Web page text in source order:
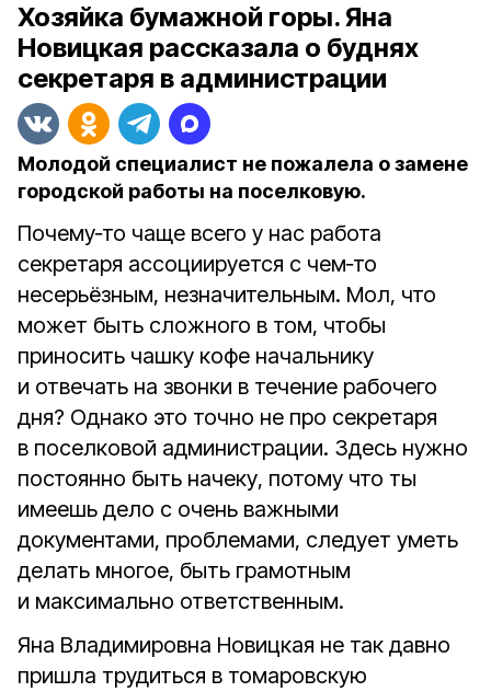
Хозяйка бумажной горы. Яна
Новицкая рассказала о буднях
секретаря в администрации
Молодой специалист не пожалела о замене
городской работы на поселковую.
Почему‑то чаще всего у нас работа
секретаря ассоциируется с чем‑то
несерьёзным, незначительным. Мол, что
может быть сложного в том, чтобы
приносить чашку кофе начальнику
и отвечать на звонки в течение рабочего
дня? Однако это точно не про секретаря
в поселковой администрации. Здесь нужно
постоянно быть начеку, потому что ты
имеешь дело с очень важными
документами, проблемами, следует уметь
делать многое, быть грамотным
и максимально ответственным.
Яна Владимировна Новицкая не так давно
пришла трудиться в томаровскую